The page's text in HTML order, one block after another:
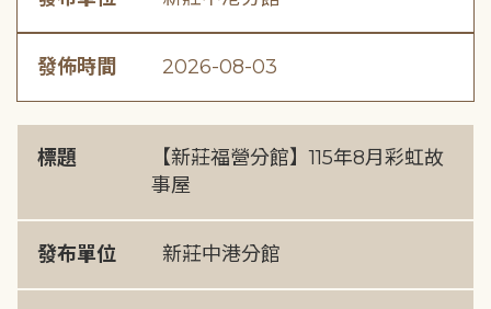
發佈時間 2026-08-03
標題
【新莊福營分館】115年8月彩虹故
事屋
發布單位 新莊中港分館